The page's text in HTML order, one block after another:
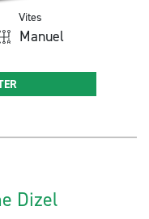
Vites
Manuel
Dizel